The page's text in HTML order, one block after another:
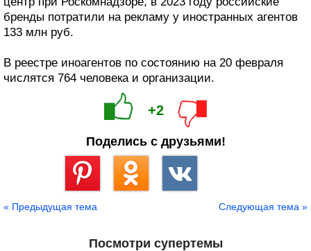
бренды потратили на рекламу у иностранных агентов
133 млн руб.
В реестре иноагентов по состоянию на 20 февраля
числятся 764 человека и организации.
+2
Поделись с друзьями!
« Предыдущая тема Следующая тема »
Посмотри супертемы